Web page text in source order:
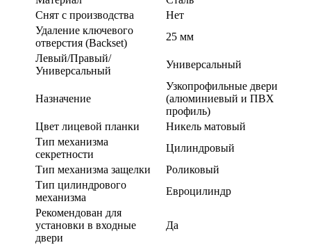
Cнят с производства
Нет
Удаление ключевого
отверстия (Backset)
25 мм
Левый/Правый/
Универсальный
Универсальный
Назначение
Узкопрофильные двери
(алюминиевый и ПВХ
профиль)
Цвет лицевой планки
Никель матовый
Тип механизма
секретности
Цилиндровый
Тип механизма защелки
Роликовый
Тип цилиндрового
механизма
Евроцилиндр
Рекомендован для
установки в входные
двери
Да